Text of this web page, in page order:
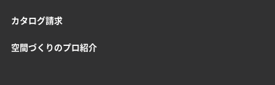
カタログ請求
空間づくりのプロ紹介